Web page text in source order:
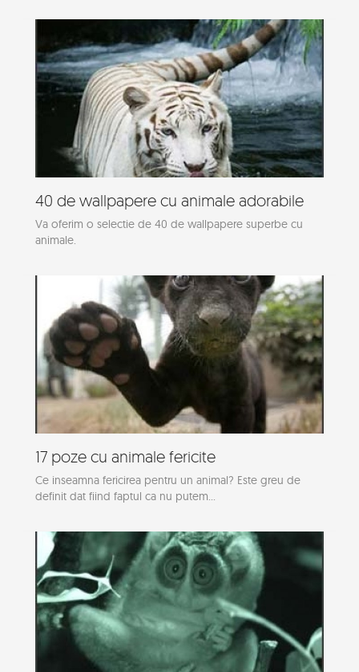
40 de wallpapere cu animale adorabile
Va oferim o selectie de 40 de wallpapere superbe cu
animale.
17 poze cu animale fericite
Ce inseamna fericirea pentru un animal? Este greu de
definit dat fiind faptul ca nu putem...